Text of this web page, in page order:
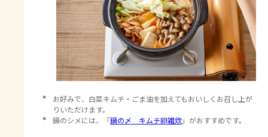
＊
お好みで、白菜キムチ・ごま油を加えてもおいしくお召し上が
りいただけます。
＊
鍋のシメには、「鍋の〆 キムチ卵雑炊」がおすすめです。